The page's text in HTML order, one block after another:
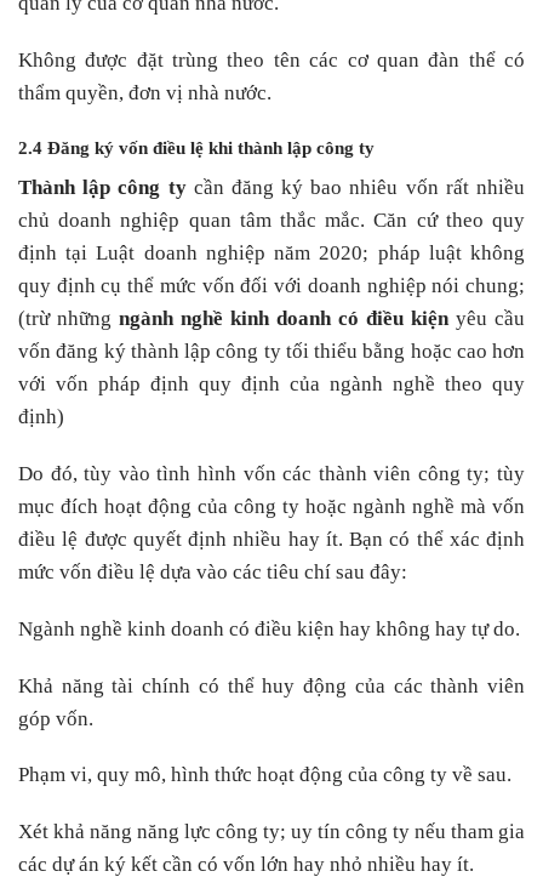
Không được đặt trùng theo tên các cơ quan đàn thể có
thẩm quyền, đơn vị nhà nước.
2.4 Đăng ký vốn điều lệ khi thành lập công ty
Thành lập công ty cần đăng ký bao nhiêu vốn rất nhiều
chủ doanh nghiệp quan tâm thắc mắc. Căn cứ theo quy
định tại Luật doanh nghiệp năm 2020; pháp luật không
quy định cụ thể mức vốn đối với doanh nghiệp nói chung;
(trừ những ngành nghề kinh doanh có điều kiệnyêu cầu
vốn đăng ký thành lập công ty tối thiểu bằng hoặc cao hơn
với vốn pháp định quy định của ngành nghề theo quy
định)
Do đó, tùy vào tình hình vốn các thành viên công ty; tùy
mục đích hoạt động của công ty hoặc ngành nghề mà vốn
điều lệ được quyết định nhiều hay ít. Bạn có thể xác định
mức vốn điều lệ dựa vào các tiêu chí sau đây:
Ngành nghề kinh doanh có điều kiện hay không hay tự do.
Khả năng tài chính có thể huy động của các thành viên
góp vốn.
Phạm vi, quy mô, hình thức hoạt động của công ty về sau.
Xét khả năng năng lực công ty; uy tín công ty nếu tham gia
các dự án ký kết cần có vốn lớn hay nhỏ nhiều hay ít.